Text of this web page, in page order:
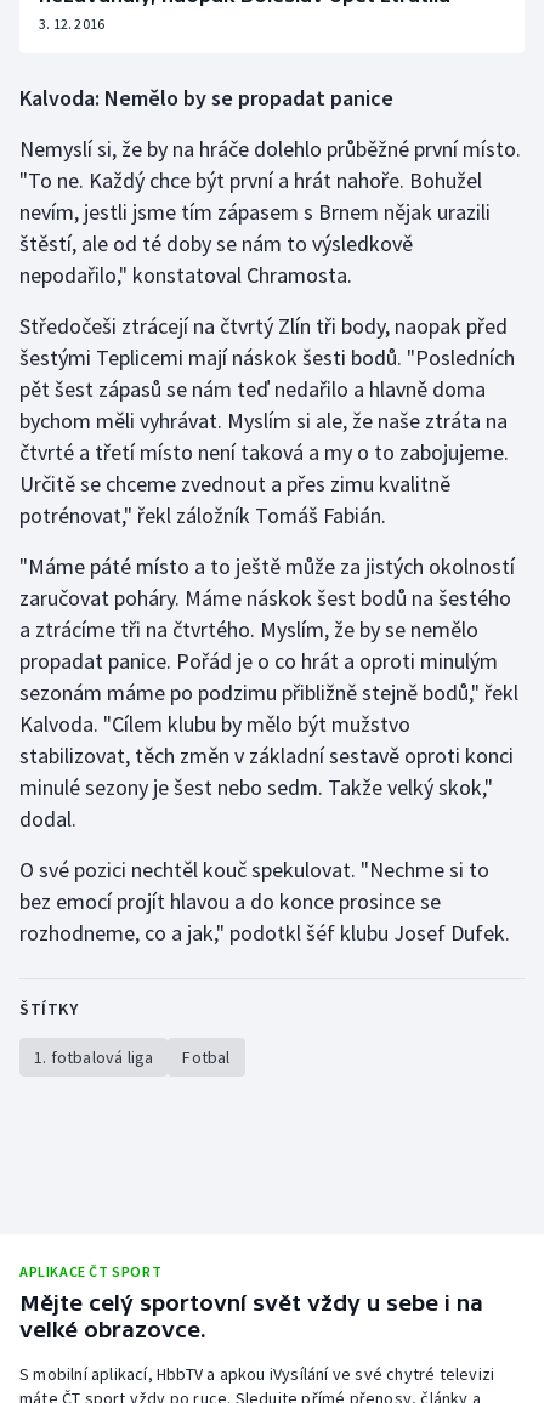
Stolní tenis
Veslování
Vodní slalom
Volejbal
3. 12. 2016
Kalvoda: Nemělo by se propadat panice
Nemyslí si, že by na hráče dolehlo průběžné první místo.
"To ne. Každý chce být první a hrát nahoře. Bohužel
nevím, jestli jsme tím zápasem s Brnem nějak urazili
štěstí, ale od té doby se nám to výsledkově
nepodařilo," konstatoval Chramosta.
Středočeši ztrácejí na čtvrtý Zlín tři body, naopak před
šestými Teplicemi mají náskok šesti bodů. "Posledních
pět šest zápasů se nám teď nedařilo a hlavně doma
bychom měli vyhrávat. Myslím si ale, že naše ztráta na
čtvrté a třetí místo není taková a my o to zabojujeme.
Určitě se chceme zvednout a přes zimu kvalitně
potrénovat," řekl záložník Tomáš Fabián.
"Máme páté místo a to ještě může za jistých okolností
zaručovat poháry. Máme náskok šest bodů na šestého
a ztrácíme tři na čtvrtého. Myslím, že by se nemělo
propadat panice. Pořád je o co hrát a oproti minulým
sezonám máme po podzimu přibližně stejně bodů," řekl
Kalvoda. "Cílem klubu by mělo být mužstvo
stabilizovat, těch změn v základní sestavě oproti konci
minulé sezony je šest nebo sedm. Takže velký skok,"
dodal.
O své pozici nechtěl kouč spekulovat. "Nechme si to
bez emocí projít hlavou a do konce prosince se
rozhodneme, co a jak," podotkl šéf klubu Josef Dufek.
ŠTÍTKY
1. fotbalová liga Fotbal
APLIKACE ČT SPORT
Mějte celý sportovní svět vždy u sebe i na
velké obrazovce.
S mobilní aplikací, HbbTV a apkou iVysílání ve své chytré televizi
máte ČT sport vždy po ruce. Sledujte přímé přenosy, články a